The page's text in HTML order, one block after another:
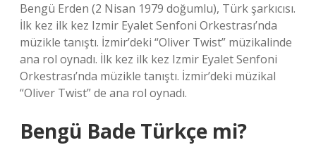
Bengü Erden (2 Nisan 1979 doğumlu), Türk şarkıcısı.
İlk kez ilk kez Izmir Eyalet Senfoni Orkestrası’nda
müzikle tanıştı. İzmir’deki “Oliver Twist” müzikalinde
ana rol oynadı. İlk kez ilk kez Izmir Eyalet Senfoni
Orkestrası’nda müzikle tanıştı. İzmir’deki müzikal
“Oliver Twist” de ana rol oynadı.
Bengü Bade Türkçe mi?